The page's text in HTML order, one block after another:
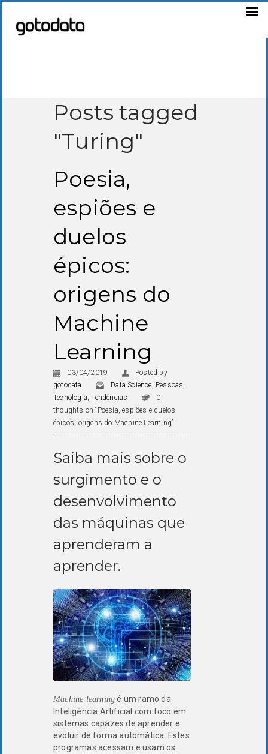
Posts tagged
"Turing"
Poesia,
espiões e
duelos
épicos:
origens do
Machine
Learning
03/04/2019
Posted by
gotodata
Data Science, Pessoas,
Tecnologia,Tendências
0
thoughts on “Poesia, espiões e duelos
épicos: origens do Machine Learning”
Saiba mais sobre o
surgimento e o
desenvolvimento
das máquinas que
aprenderam a
aprender.
Machine learning é um ramo da
Inteligência Artificial com foco em
sistemas capazes de aprender e
evoluir de forma automática. Estes
programas acessam e usam os